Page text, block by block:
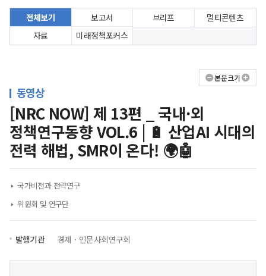
(NRC)
전체보기 보고서 브리프
멀티콘텐츠
자료
미래정책포커스
동영상
[NRC NOW] 제 13편 _ 국내·외
정책연구동향 VOL.6 | 🔋 산업AI 시대의
전력 해법, SMR이 온다! 🌍🤖
국가비전과 전략연구
위원회 및 연구단
본문크기
발행기관 경제ㆍ인문사회연구회